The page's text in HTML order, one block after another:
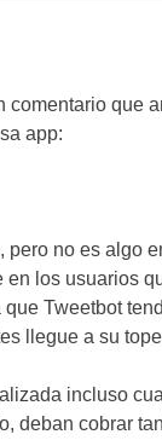
que
app:
pero no es algo
los usuarios
Tweetbot
llegue a su tope
incluso
deban cobrar